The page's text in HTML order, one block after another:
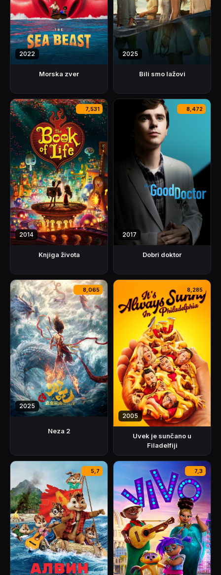
2022
Morska zver
2025
Bili smo lažovi
7,531
2014
Knjiga života
8,472
2017
Dobri doktor
8,065
2025
Neza 2
8,285
2005
Uvek je sunčano u
Filadelfiji
5,7 7,3